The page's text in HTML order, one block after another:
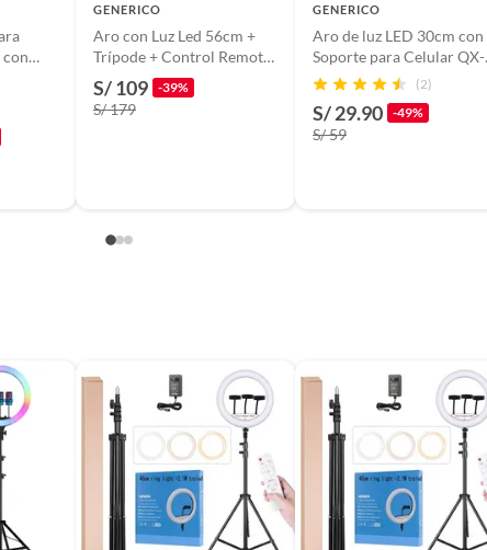
de celular + 1 Tripode + 1
GENERICO
Aro con Luz Led 56cm +
Trípode + Control Remoto
+ Tactil
S/ 109 -39%
S/ 179
GENERICO
Aro de luz LED 30cm con
Soporte para Celular QX-
300 3 Tonos de Luz +
(2)
S/ 29.90 -49%
S/ 59